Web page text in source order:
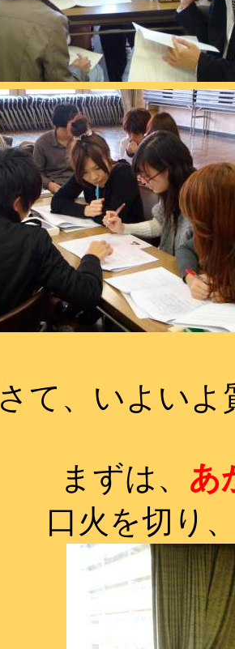
さて、いよい
まずは、 あ
口火を切り